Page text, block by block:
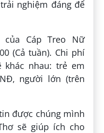
nghiệm đáng để
Cáp Treo Nữ
(Cả tuần). Chi phí
nhau: trẻ em
người lớn (trên
được chúng mình
sẽ giúp ích cho